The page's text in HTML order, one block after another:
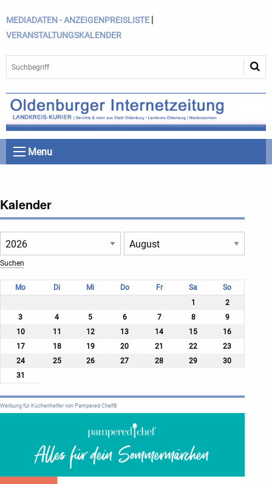
MEDIADATEN - ANZEIGENPREISLISTE |
VERANSTALTUNGSKALENDER
Menu
Kalender
Mo Di Mi Do Fr Sa
So
1
2
3
4 5 6 7 8
9
10
11 12 13 14 15
16
17
18 19 20 21 22
23
24
25 26 27 28 29
30
31
Werbung für Küchenhelfer von Pampered Chef®